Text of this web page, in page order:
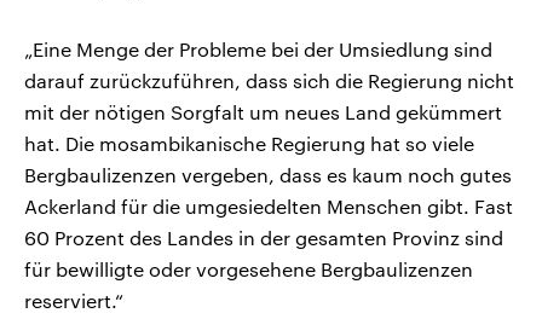
„Eine Menge der Probleme bei der Umsiedlung sind
darauf zurückzuführen, dass sich die Regierung nicht
mit der nötigen Sorgfalt um neues Land gekümmert
hat. Die mosambikanische Regierung hat so viele
Bergbaulizenzen vergeben, dass es kaum noch gutes
Ackerland für die umgesiedelten Menschen gibt. Fast
60 Prozent des Landes in der gesamten Provinz sind
für bewilligte oder vorgesehene Bergbaulizenzen
reserviert.“